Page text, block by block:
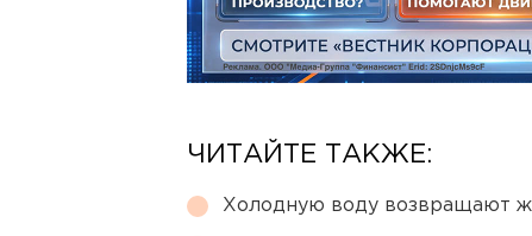
ЧИТАЙТЕ ТАКЖЕ:
Холодную воду возвращают